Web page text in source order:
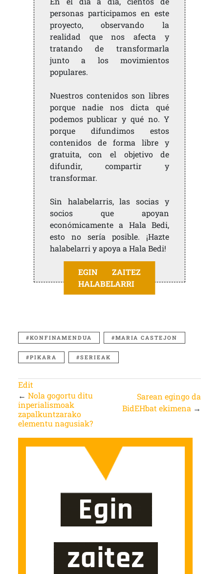
personas participamos en este
proyecto, observando la
realidad que nos afecta y
tratando de transformarla
junto a los movimientos
populares.
Nuestros contenidos son libres
porque nadie nos dicta qué
podemos publicar y qué no. Y
porque difundimos estos
contenidos de forma libre y
gratuita, con el objetivo de
difundir, compartir y
transformar.
Sin halabelarris, las socias y
socios que apoyan
económicamente a Hala Bedi,
esto no sería posible. ¡Hazte
halabelarri y apoya a Hala Bedi!
EGIN ZAITEZ
HALABELARRI
KONFINAMENDUA MARIA CASTEJON
PIKARA SERIEAK
Edit
← Nola gogortu ditu
inperialismoak
zapalkuntzarako
elementu nagusiak?
Sarean egingo da
BidEHbat ekimena →